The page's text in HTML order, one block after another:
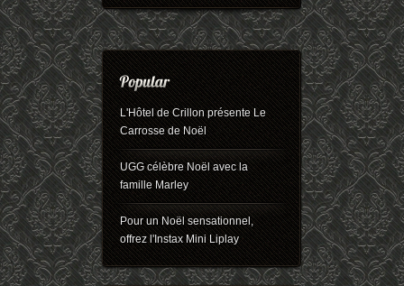
L'Hôtel de Crillon présente Le
Carrosse de Noël
UGG célèbre Noël avec la
famille Marley
Pour un Noël sensationnel,
offrez l'Instax Mini Liplay